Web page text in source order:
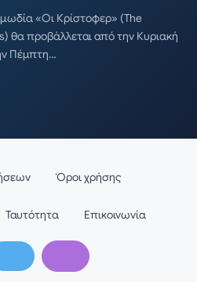
«Οι Κρίστοφερ» (The
θα προβάλλεται από την Κυριακή
Πέμπτη…
Όροι χρήσης
Ταυτότητα Επικοινωνία